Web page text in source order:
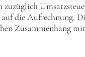
die Aufrechnung.
Zusammenhang